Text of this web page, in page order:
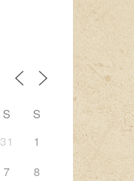
S
S
31
1
7
8